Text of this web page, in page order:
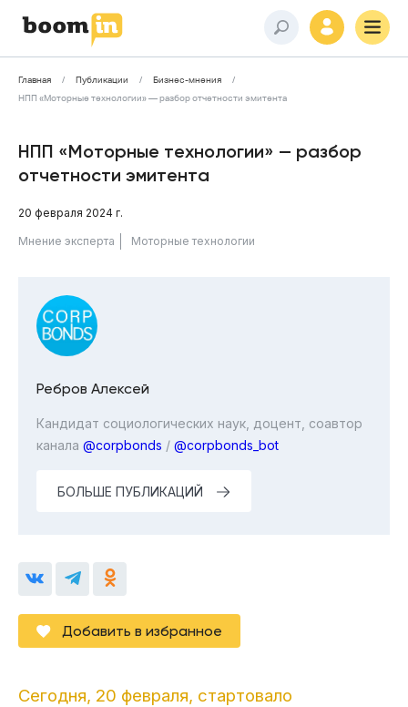
Главная Публикации
Бизнес-мнения
НПП «Моторные технологии» — разбор отчетности эмитента
НПП «Моторные технологии» — разбор
отчетности эмитента
20 февраля 2024 г.
Мнение эксперта Моторные технологии
Ребров Алексей
Кандидат социологических наук, доцент, соавтор
канала @corpbonds / @corpbonds_bot
БОЛЬШЕ ПУБЛИКАЦИЙ
Добавить в избранное
Сегодня, 20 февраля, стартовало